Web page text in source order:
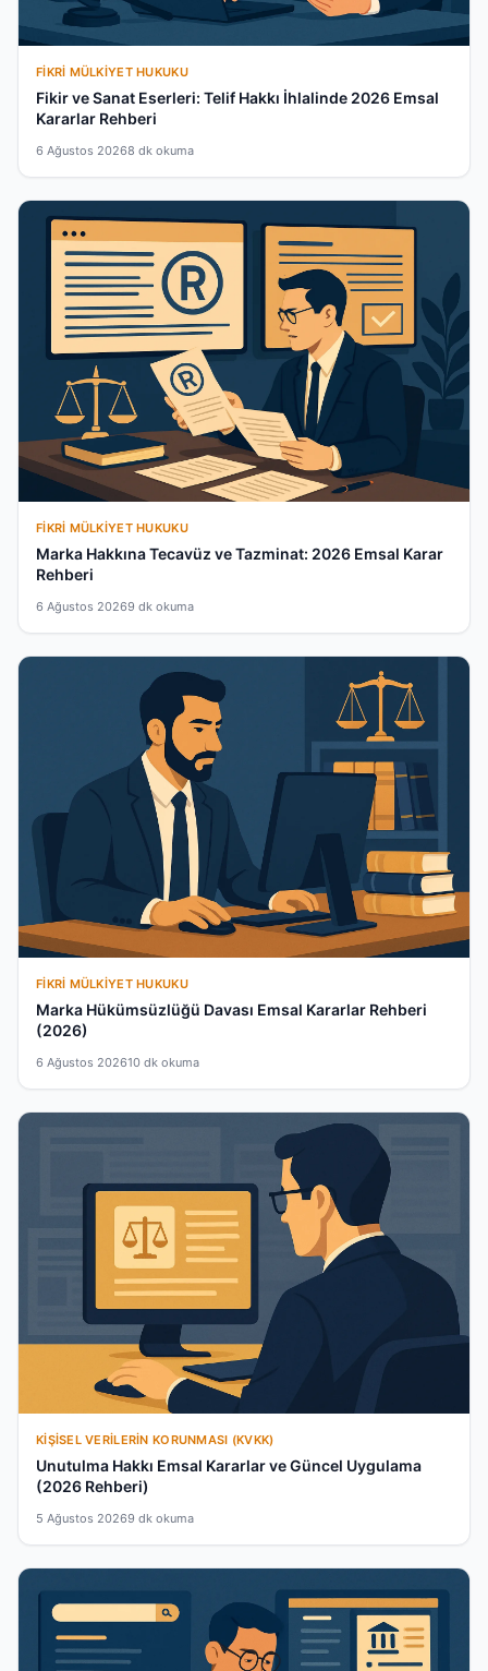
FIKRI MÜLKIYET HUKUKU
Fikir ve Sanat Eserleri: Telif Hakkı İhlalinde 2026 Emsal
Kararlar Rehberi
6 Ağustos 20268 dk okuma
FIKRI MÜLKIYET HUKUKU
Marka Hakkına Tecavüz ve Tazminat: 2026 Emsal Karar
Rehberi
6 Ağustos 20269 dk okuma
FIKRI MÜLKIYET HUKUKU
Marka Hükümsüzlüğü Davası Emsal Kararlar Rehberi
(2026)
6 Ağustos 202610 dk okuma
KIŞISEL VERILERIN KORUNMASI (KVKK)
Unutulma Hakkı Emsal Kararlar ve Güncel Uygulama
(2026 Rehberi)
5 Ağustos 20269 dk okuma